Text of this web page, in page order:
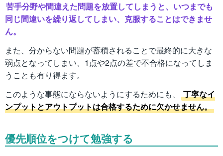
苦手分野や間違えた問題を放置してしまうと、いつまでも
同じ間違いを繰り返してしまい、克服することはできませ
ん。
また、分からない問題が蓄積されることで最終的に大きな
弱点となってしまい、1点や2点の差で不合格になってしま
うことも有り得ます。
このような事態にならないようにするためにも、
丁寧なイ
ンプットとアウトプットは合格するために欠かせません。
優先順位をつけて勉強する